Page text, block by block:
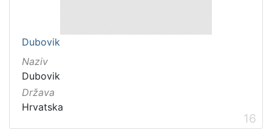
Dubovik
Naziv
Dubovik
Država
Hrvatska
16